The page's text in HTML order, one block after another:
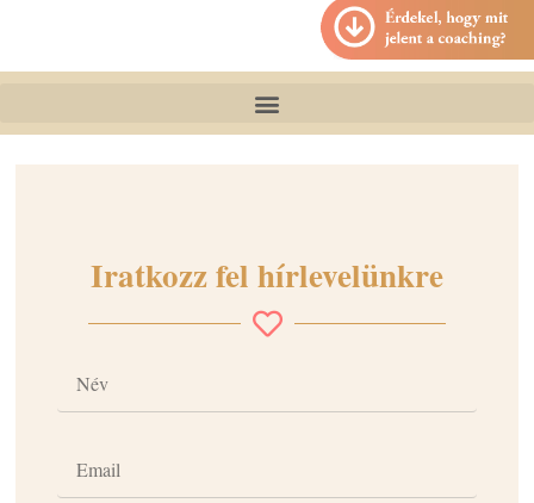
Iratkozz fel hírlevelünkre